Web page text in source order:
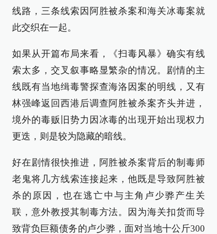
线路，三条线索因阿胜被杀案和海关冰毒案就
此交织在一起。
如果从开篇布局来看，《扫毒风暴》确实有线
索太多，交叉叙事略显繁杂的情况。剧情的主
线既有当地缉毒警探查海洛因案的明线，又有
林强峰返回西港后调查阿胜被杀案齐头并进，
境外的毒贩旧势力因冰毒的出现开始出现权力
更迭，则是较为隐藏的暗线。
好在剧情很快推进，阿胜被杀案背后的制毒师
老鬼将几方线索连接起来，他既是导致阿胜被
杀的原因，也在逃亡中与主角卢少骅产生关
联，意外教授其制毒方法。因为海关扣货而导
致背负巨额债务的卢少骅，面对当地十公斤300